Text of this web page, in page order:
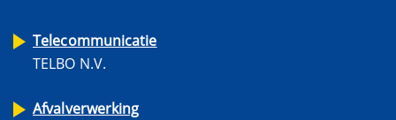
Telecommunicatie
TELBO N.V.
Afvalverwerking